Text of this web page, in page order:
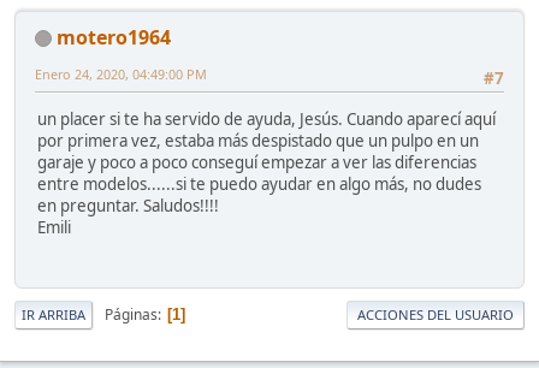
motero1964
#7
Enero 24, 2020, 04:49:00 PM
un placer si te ha servido de ayuda, Jesús. Cuando aparecí aquí
por primera vez, estaba más despistado que un pulpo en un
garaje y poco a poco conseguí empezar a ver las diferencias
entre modelos......si te puedo ayudar en algo más, no dudes
en preguntar. Saludos!!!!
Emili
IR ARRIBA Páginas 1 ACCIONES DEL USUARIO